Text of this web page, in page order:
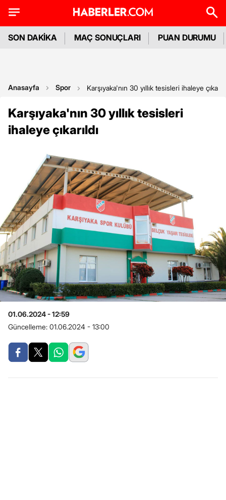
SON DAKİKA MAÇ SONUÇLARI PUAN DURUMU
Anasayfa Spor Karşıyaka'nın 30 yıllık tesisleri ihaleye
Karşıyaka'nın 30 yıllık tesisleri
ihaleye çıkarıldı
01.06.2024 - 12:59
Güncelleme: 01.06.2024 - 13:00